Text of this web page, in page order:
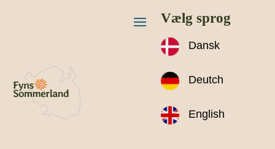
Vælg sprog
Dansk
Deutch
English